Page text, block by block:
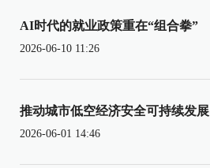
AI时代的就业政策重在“组合拳”
2026-06-10 11:26
推动城市低空经济安全可持续发展
2026-06-01 14:46